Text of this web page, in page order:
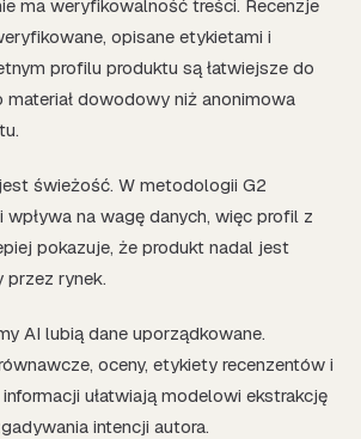
ma weryfikowalność treści. Recenzje
opisane etykietami i
profilu produktu są łatwiejsze do
dowodowy niż anonimowa
świeżość. W metodologii G2
na wagę danych, więc profil z
pokazuje, że produkt nadal jest
przez rynek.
AI lubią dane uporządkowane.
oceny, etykiety recenzentów i
ułatwiają modelowi ekstrakcję
intencji autora.